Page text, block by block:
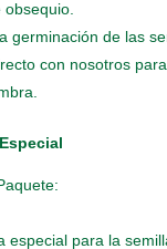
obsequio.
germinación de las
con nosotros
especial para la